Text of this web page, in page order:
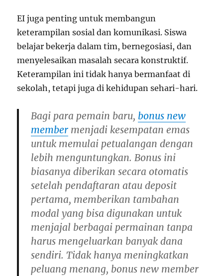
EI juga penting untuk membangun
keterampilan sosial dan komunikasi. Siswa
belajar bekerja dalam tim, bernegosiasi, dan
menyelesaikan masalah secara konstruktif.
Keterampilan ini tidak hanya bermanfaat di
sekolah, tetapi juga di kehidupan sehari-hari.
Bagi para pemain baru, bonus new
member menjadi kesempatan emas
untuk memulai petualangan dengan
lebih menguntungkan. Bonus ini
biasanya diberikan secara otomatis
setelah pendaftaran atau deposit
pertama, memberikan tambahan
modal yang bisa digunakan untuk
menjajal berbagai permainan tanpa
harus mengeluarkan banyak dana
sendiri. Tidak hanya meningkatkan
peluang menang, bonus new member